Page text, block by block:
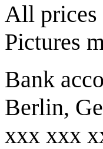
All prices
Pictures
Bank
Berlin,
xxx xxx